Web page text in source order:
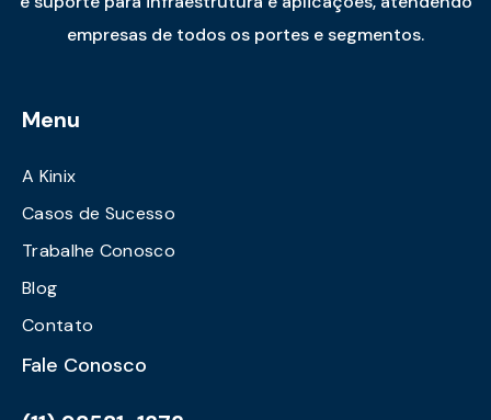
empresas de todos os portes e segmentos.
Menu
A Kinix
Casos de Sucesso
Trabalhe Conosco
Blog
Contato
Fale Conosco